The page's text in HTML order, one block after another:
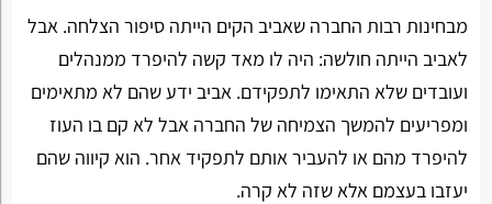
מבחינות רבות החברה שאביב הקים הייתה סיפור הצלחה. אבל
לאביב הייתה חולשה: היה לו מאד קשה להיפרד ממנהלים
ועובדים שלא התאימו לתפקידם. אביב ידע שהם לא מתאימים
ומפריעים להמשך הצמיחה של החברה אבל לא קם בו העוז
להיפרד מהם או להעביר אותם לתפקיד אחר. הוא קיווה שהם
יעזבו בעצמם אלא שזה לא קרה.